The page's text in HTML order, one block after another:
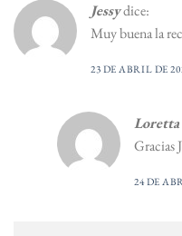
Jessydice:
Muy buena la
23 DE ABRIL DE
Loretta
Gracias
24 DE